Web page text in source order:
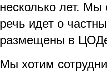
несколько лет. Мы
речь идет о
размещены в
Мы хотим